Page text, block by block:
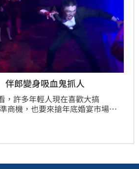
郎變身吸血鬼抓人
，許多年輕人現在喜歡大搞
商機，也要來搶年底婚宴市場，